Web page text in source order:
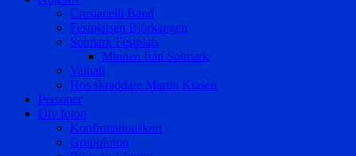
Crusianelli Band
Festplatsen Björkängen
Solmark Festplats
Minnen från Solmark
Valhall
Hos skräddare Martin Klasén
Personer
Div foton
Konfirmationskort
Gruppfoton